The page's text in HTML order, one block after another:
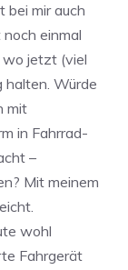
bei mir auch
einmal
wo jetzt (viel
halten. Würde
mit
in Fahrrad-
–
Mit meinem
wohl
Fahrgerät